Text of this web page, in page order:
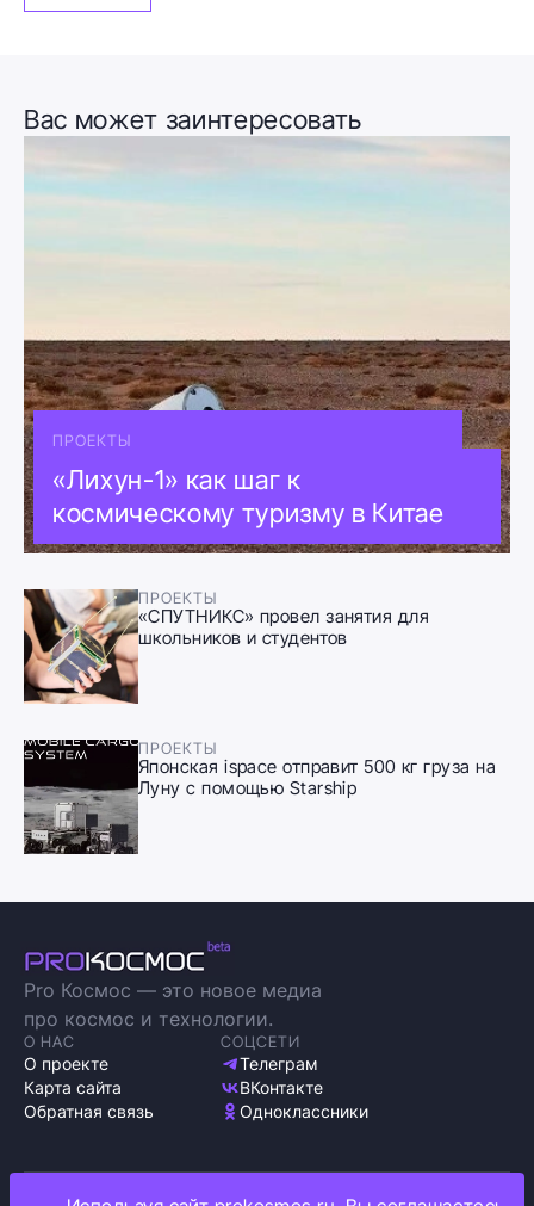
Вас может заинтересовать
ПРОЕКТЫ
«Лихун-1» как шаг к
космическому туризму в Китае
ПРОЕКТЫ
«СПУТНИКС» провел занятия для
школьников и студентов
ПРОЕКТЫ
Японская ispace отправит 500 кг груза на
Луну с помощью Starship
Pro Космос — это новое медиа
про космос и технологии.
О НАС
О проекте
Карта сайта
Обратная связь
СОЦСЕТИ
Телеграм
ВКонтакте
Одноклассники